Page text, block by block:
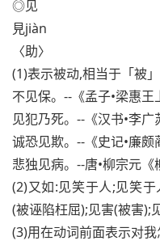
◎见
見jiàn
〈助〉
(1)表示被动,相当于「被
不见保。--《孟子•梁惠王
见犯乃死。--《汉书•李广
诚恐见欺。--《史记•廉颇
悲独见病。--唐•柳宗元《
(2)又如:见笑于人;见笑
(被诬陷枉屈);见害(被害);
(3)用在动词前面表示对